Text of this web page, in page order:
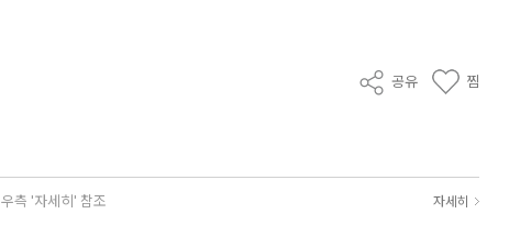
공유 찜
우측 '자세히' 참조 자세히